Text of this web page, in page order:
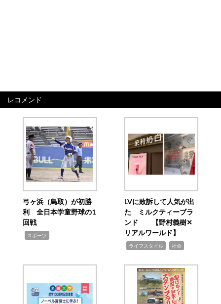
レコメンド
弓ヶ浜（鳥取）が初勝
利 全日本学童野球の1
回戦
スポーツ
LVに敗訴して人気が出
た ミルクティーブラ
ンド 【野村義樹✕
リアルワールド】
ライフスタイル 社会